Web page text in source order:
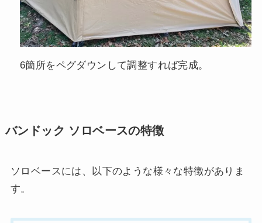
6箇所をペグダウンして調整すれば完成。
バンドック ソロベースの特徴
ソロベースには、以下のような様々な特徴がありま
す。